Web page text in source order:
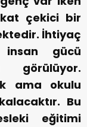
çekici bir
İhtiyaç
insan gücü
görülüyor.
ama okulu
Bu
eğitimi